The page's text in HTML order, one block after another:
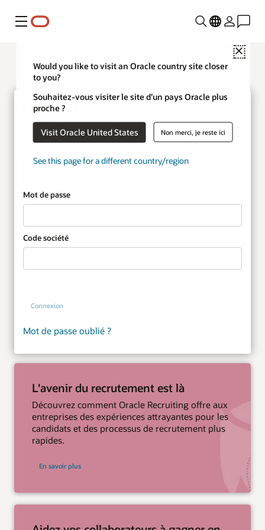
Menu
Close
Would you like to visit an Oracle country site closer
to you?
Souhaitez-vous visiter le site d’un pays Oracle plus
proche ?
Visit Oracle United States Non merci, je reste ici
See this page for a different country/region
Taleo
Mot de passe
Code société
Connexion
Mot de passe oublié ?
L'avenir du recrutement est là
Découvrez comment Oracle Recruiting offre aux
entreprises des expériences attrayantes pour les
candidats et des processus de recrutement plus
rapides.
En savoir plus